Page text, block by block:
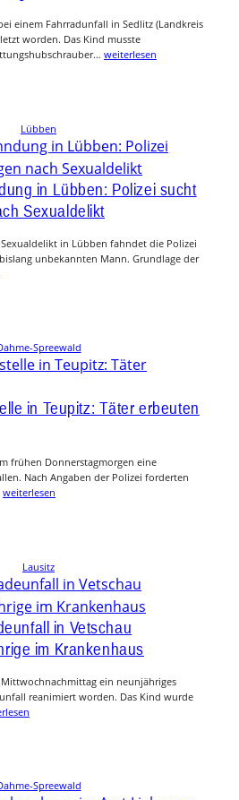
einem Fahrradunfall in Sedlitz (Landkreis
worden. Das Kind musste
weiterlesen
Lübben
in Lübben: Polizei sucht
Sexualdelikt
in Lübben fahndet die Polizei
unbekannten Mann. Grundlage der
Spreewald
in Teupitz: Täter erbeuten
frühen Donnerstagmorgen eine
Nach Angaben der Polizei forderten
weiterlesen
Lausitz
in Vetschau
im Krankenhaus
ein neunjähriges
reanimiert worden. Das Kind wurde
Spreewald